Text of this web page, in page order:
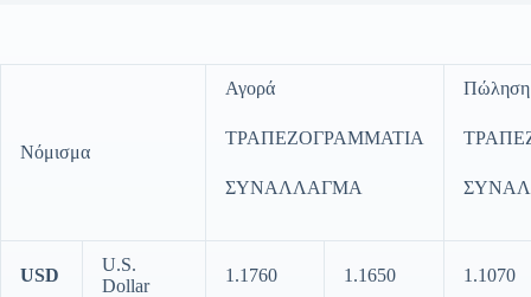
Νόμισμα
Αγορά
ΤΡΑΠΕΖΟΓΡΑΜΜΑΤΙΑ
ΣΥΝΑΛΛΑΓΜΑ
Πώληση
USD
U.S.
Dollar
1.1760 1.1650 1.1070